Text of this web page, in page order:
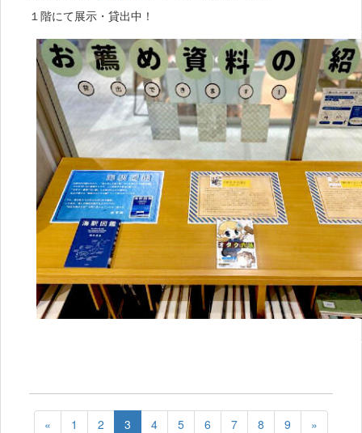
１階にて展示・貸出中！
« 1 2 3 4 5 6 7 8 9 »